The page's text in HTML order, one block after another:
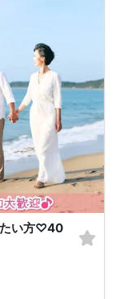
たい方♡40